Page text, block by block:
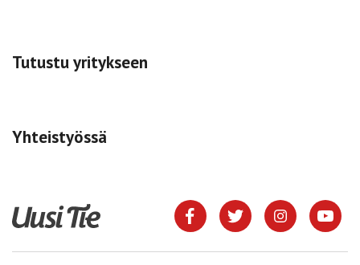
Tutustu yritykseen
Yhteistyössä